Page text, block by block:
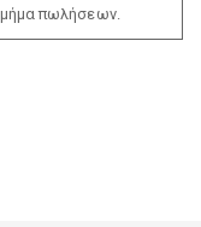
πωλήσεων.